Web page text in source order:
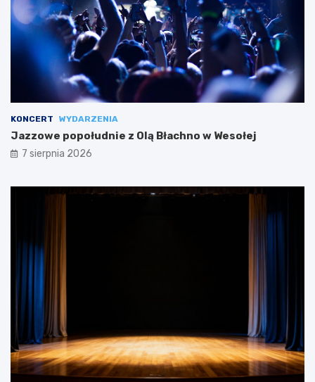
KONCERT WYDARZENIA
Jazzowe popołudnie z Olą Błachno w Wesołej
7 sierpnia 2026